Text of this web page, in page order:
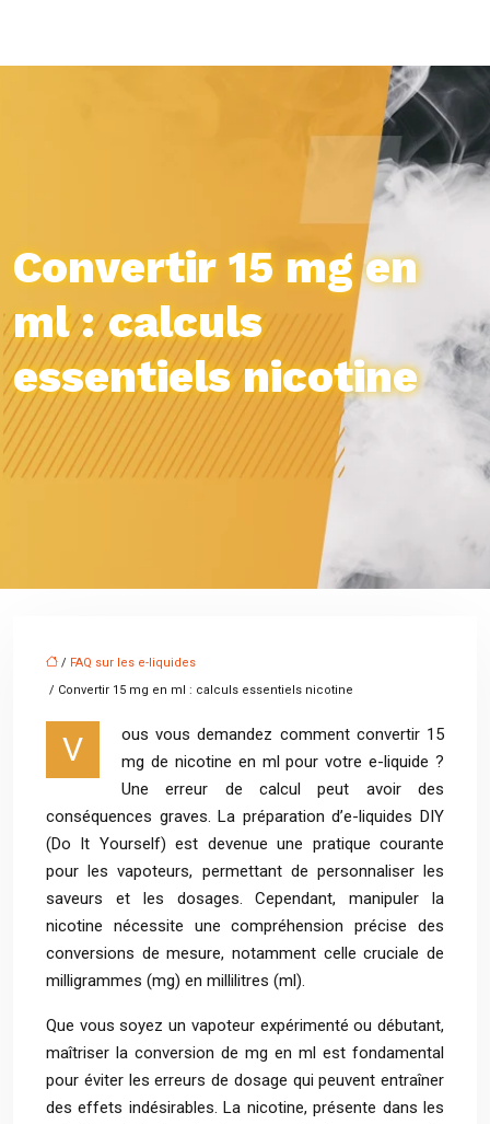
Convertir 15 mg en
ml : calculs
essentiels nicotine
/ FAQ sur les e-liquides
/ Convertir 15 mg en ml : calculs essentiels nicotine
V
ous vous demandez comment convertir 15
mg de nicotine en ml pour votre e-liquide ?
Une erreur de calcul peut avoir des
conséquences graves. La préparation d’e-liquides DIY
(Do It Yourself) est devenue une pratique courante
pour les vapoteurs, permettant de personnaliser les
saveurs et les dosages. Cependant, manipuler la
nicotine nécessite une compréhension précise des
conversions de mesure, notamment celle cruciale de
milligrammes (mg) en millilitres (ml).
Que vous soyez un vapoteur expérimenté ou débutant,
maîtriser la conversion de mg en ml est fondamental
pour éviter les erreurs de dosage qui peuvent entraîner
des effets indésirables. La nicotine, présente dans les